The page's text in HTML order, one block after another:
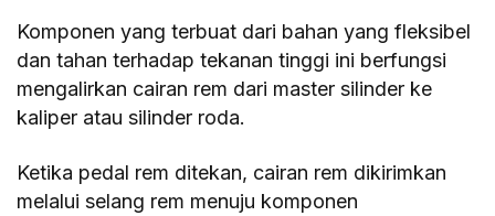
Komponen yang terbuat dari bahan yang fleksibel
dan tahan terhadap tekanan tinggi ini berfungsi
mengalirkan cairan rem dari master silinder ke
kaliper atau silinder roda.
Ketika pedal rem ditekan, cairan rem dikirimkan
melalui selang rem menuju komponen